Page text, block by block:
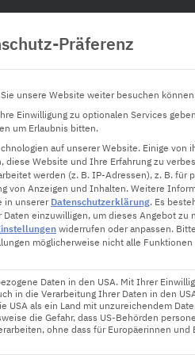
Software
Präferenz
unsere Website weiter besuchen
Einwilligung zu optionalen Services
um Erlaubnis bitten.
auf unserer Website. Einige von
diese Website und Ihre Erfahrung zu
werden (z. B. IP-Adressen), z. B. für
von Anzeigen und Inhalten. Weitere
in unserer Datenschutzerklärung. Es
einzuwilligen, um dieses Angebot zu
widerrufen oder anpassen.
möglicherweise nicht alle Funktionen
Daten in den USA. Mit Ihrer
in die Verarbeitung Ihrer Daten in den
USA als ein Land mit unzureichendem
die Gefahr, dass US-Behörden
ohne dass für Europäerinnen und